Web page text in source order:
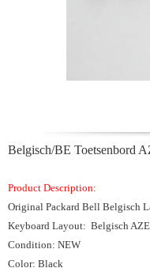
Belgisch/BE Toetsenbord
Product Description:
Original Packard Bell Belgisch
Keyboard Layout: Belgisch
Condition: NEW
Color: Black